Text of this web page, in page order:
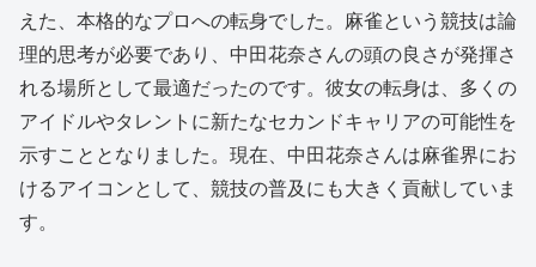
えた、本格的なプロへの転身でした。麻雀という競技は論
理的思考が必要であり、中田花奈さんの頭の良さが発揮さ
れる場所として最適だったのです。彼女の転身は、多くの
アイドルやタレントに新たなセカンドキャリアの可能性を
示すこととなりました。現在、中田花奈さんは麻雀界にお
けるアイコンとして、競技の普及にも大きく貢献していま
す。